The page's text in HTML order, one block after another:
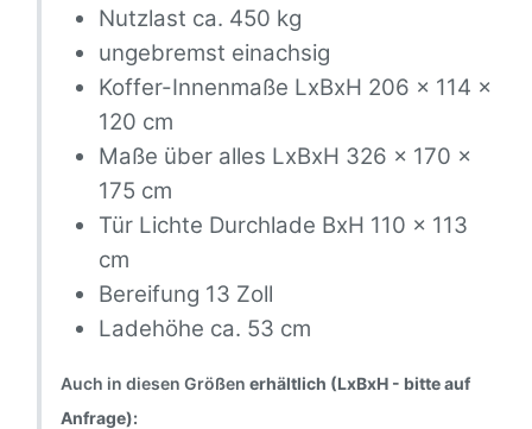
Nutzlast ca. 450 kg
ungebremst einachsig
Koffer-Innenmaße LxBxH 206 x 114 x
120 cm
Maße über alles LxBxH 326 x 170 x
175 cm
Tür Lichte Durchlade BxH 110 x 113
cm
Bereifung 13 Zoll
Ladehöhe ca. 53 cm
Auch in diesen Größen erhältlich (LxBxH - bitte auf
Anfrage):